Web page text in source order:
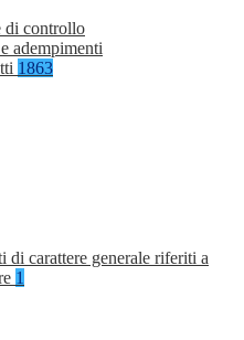
di controllo
adempimenti
1863
di carattere generale riferiti a
1